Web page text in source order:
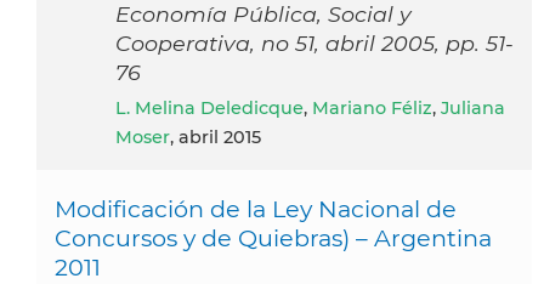
Economía Pública, Social y
Cooperativa, no 51, abril 2005, pp. 51-
76
L. Melina Deledicque, Mariano Féliz, Juliana
Moser, abril 2015
Modificación de la Ley Nacional de
Concursos y de Quiebras) – Argentina
2011